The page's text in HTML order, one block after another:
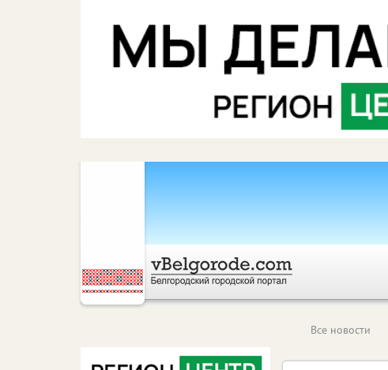
Все новости